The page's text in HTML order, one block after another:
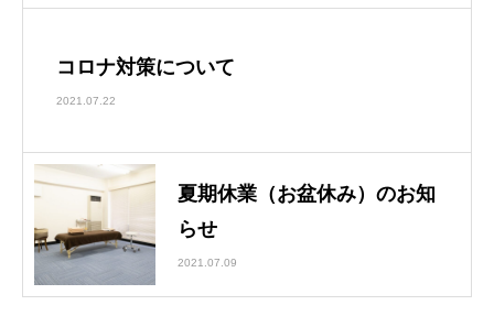
コロナ対策について
2021.07.22
夏期休業（お盆休み）のお知
らせ
2021.07.09